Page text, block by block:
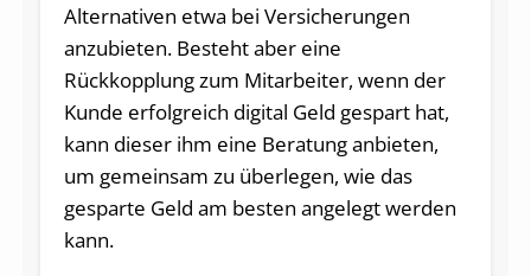
Alternativen etwa bei Versicherungen
anzubieten. Besteht aber eine
Rückkopplung zum Mitarbeiter, wenn der
Kunde erfolgreich digital Geld gespart hat,
kann dieser ihm eine Beratung anbieten,
um gemeinsam zu überlegen, wie das
gesparte Geld am besten angelegt werden
kann.